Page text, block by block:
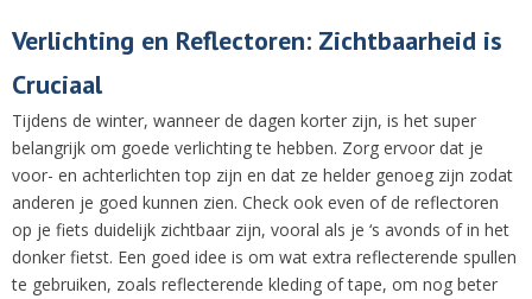
Verlichting en Reflectoren: Zichtbaarheid is
Cruciaal
Tijdens de winter, wanneer de dagen korter zijn, is het super
belangrijk om goede verlichting te hebben. Zorg ervoor dat je
voor- en achterlichten top zijn en dat ze helder genoeg zijn zodat
anderen je goed kunnen zien. Check ook even of de reflectoren
op je fiets duidelijk zichtbaar zijn, vooral als je ‘s avonds of in het
donker fietst. Een goed idee is om wat extra reflecterende spullen
te gebruiken, zoals reflecterende kleding of tape, om nog beter